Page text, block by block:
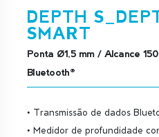
DEPTH
SMART
Ponta Ø1,5 mm / Alcance
Bluetooth®
• Transmissão de dados
• Medidor de profundidade